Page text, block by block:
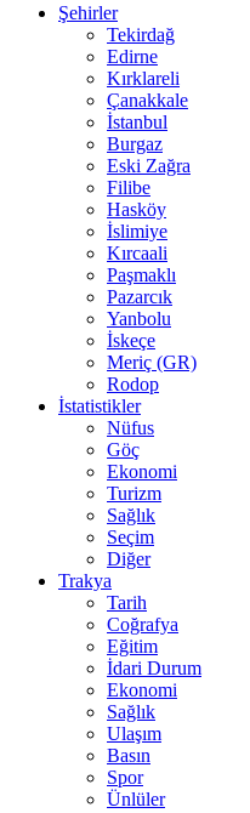
Şehirler
Tekirdağ
Edirne
Kırklareli
Çanakkale
İstanbul
Burgaz
Eski Zağra
Filibe
Hasköy
İslimiye
Kırcaali
Paşmaklı
Pazarcık
Yanbolu
İskeçe
Meriç (GR)
Rodop
İstatistikler
Nüfus
Göç
Ekonomi
Turizm
Sağlık
Seçim
Diğer
Trakya
Tarih
Coğrafya
Eğitim
İdari Durum
Ekonomi
Sağlık
Ulaşım
Basın
Spor
Ünlüler